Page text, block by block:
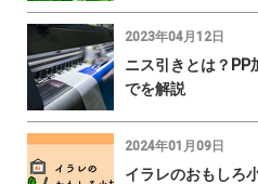
2023年04月12日
ニス引きとは？PP
でを解説
2024年01月09日
イラレのおもしろ